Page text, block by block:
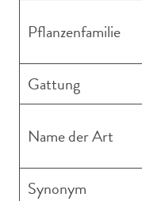
Pflanzenfamilie
Gattung
Name der Art
Synonym